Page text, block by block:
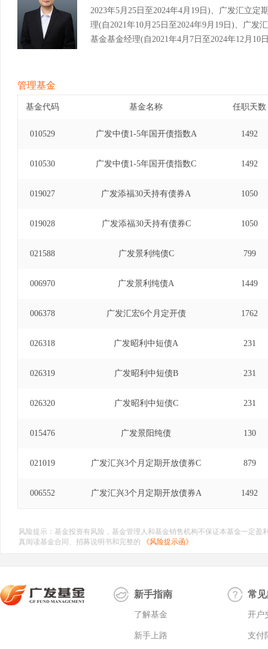
2023年5月25日至2024年4月19日)、广发汇立
理(自2021年10月25日至2024年9月19日)、广发
基金基金经理(自2021年4月7日至2024年12月
管理基金
基金代码 基金名称 任职天数
010529 广发中债1-5年国开债指数A 1492
010530 广发中债1-5年国开债指数C 1492
019027 广发添福30天持有债券A 1050
019028 广发添福30天持有债券C 1050
021588 广发景利纯债C 799
006970 广发景利纯债A 1449
006378 广发汇宏6个月定开债 1762
026318 广发昭利中短债A 231
026319 广发昭利中短债B 231
026320 广发昭利中短债C 231
015476 广发景阳纯债 130
021019 广发汇兴3个月定期开放债券C 879
006552 广发汇兴3个月定期开放债券A 1492
风险提示：基金投资有风险，基金管理人和基金销售机构不保证本基金一定
真阅读基金合同、招募说明书和完整的
《风险提示函》
新手指南
了解基金
新手上路
常
开户
支付